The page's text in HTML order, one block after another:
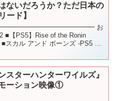
ないだろうか？ただ日本の
ード】
う ━━━━━━━━━━━━━━━━ お
■【PS5】Rise of the Ronin
カル アンド ボーンズ -PS5 ■
スターハンターワイルズ』
ーション映像①